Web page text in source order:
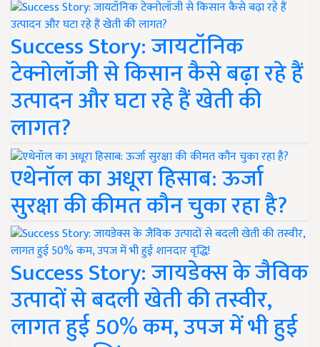
Success Story: जायटॉनिक
टेक्नोलॉजी से किसान कैसे बढ़ा रहे हैं
उत्पादन और घटा रहे हैं खेती की
लागत?
एथेनॉल का अधूरा हिसाब: ऊर्जा
सुरक्षा की कीमत कौन चुका रहा है?
Success Story: जायडेक्स के जैविक
उत्पादों से बदली खेती की तस्वीर,
लागत हुई 50% कम, उपज में भी हुई